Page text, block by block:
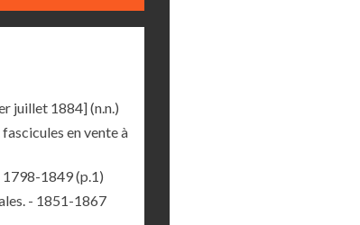
juillet 1884](n.n.)
en vente à
1798-1849(p.1)
- 1851-1867